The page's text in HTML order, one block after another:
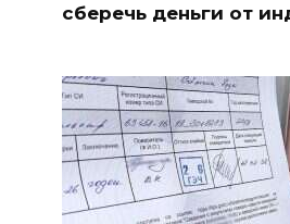
сберечь деньги от